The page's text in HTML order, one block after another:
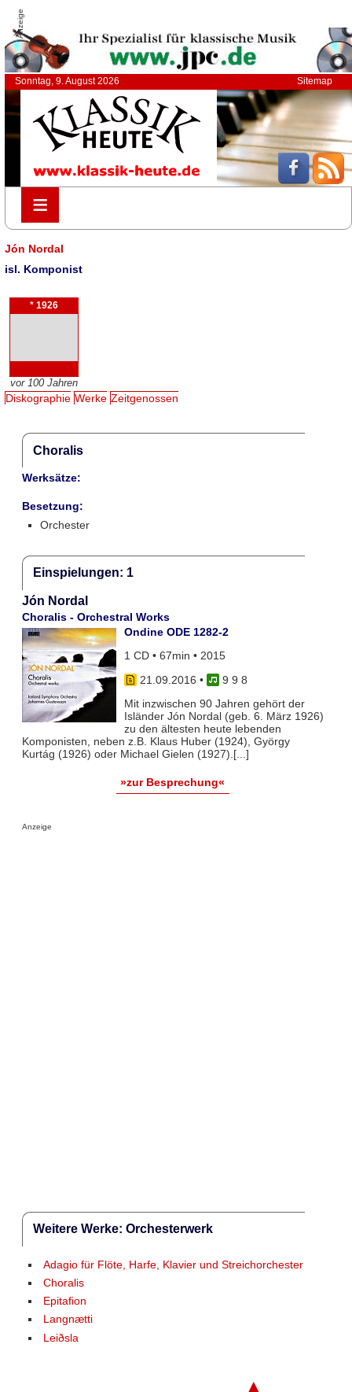
Anzeige
Sonntag, 9. August 2026 Sitemap
≡
≡
Jón Nordal
isl. Komponist
* 1926
vor 100 Jahren
Diskographie Werke Zeitgenossen
Choralis
Werksätze:
Besetzung:
Orchester
Einspielungen: 1
Jón Nordal
Choralis - Orchestral Works
Ondine ODE 1282-2
1 CD • 67min • 2015
21.09.2016 •
9 9 8
Mit inzwischen 90 Jahren gehört der
Isländer Jón Nordal (geb. 6. März 1926)
zu den ältesten heute lebenden
Komponisten, neben z.B. Klaus Huber (1924), György
Kurtág (1926) oder Michael Gielen (1927).[...]
»zur Besprechung«
Anzeige
Weitere Werke: Orchesterwerk
Adagio für Flöte, Harfe, Klavier und Streichorchester
Choralis
Epitafion
Langnætti
Leiðsla